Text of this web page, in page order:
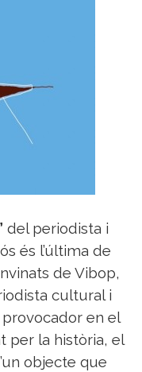
del periodista i
és l’última de
de Vibop,
cultural i
en el
per la història, el
objecte que